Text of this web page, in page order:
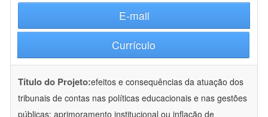
E-mail
Currículo
Título do Projeto:efeitos e consequências da atuação dos
tribunais de contas nas políticas educacionais e nas gestões
públicas: aprimoramento institucional ou inflação de